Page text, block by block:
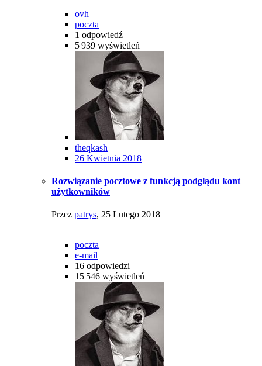
ovh
poczta
1 odpowiedź
5 939 wyświetleń
theqkash
26 Kwietnia 2018
Rozwiązanie pocztowe z funkcją podglądu kont
użytkowników
Przez patrys, 25 Lutego 2018
poczta
e-mail
16 odpowiedzi
15 546 wyświetleń